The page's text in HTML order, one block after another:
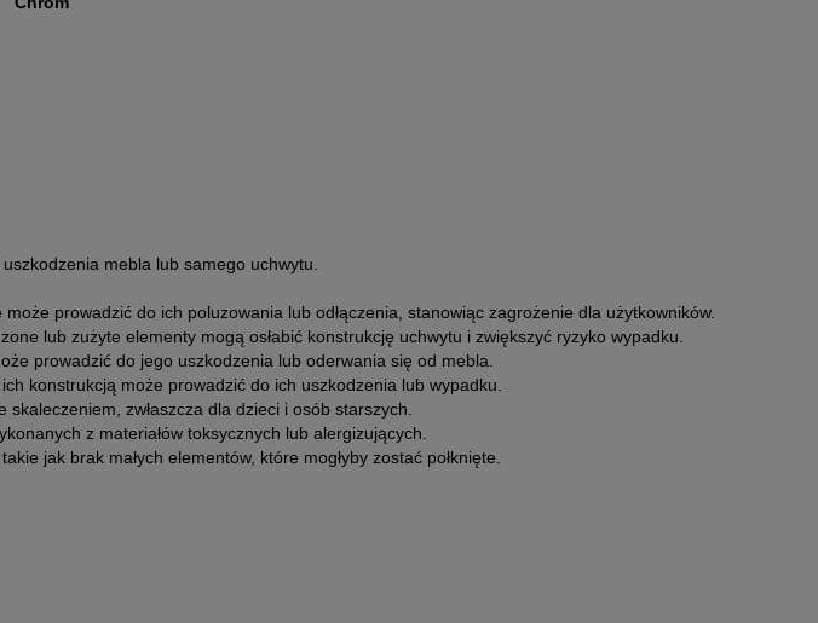
mebla lub samego uchwytu.
prowadzić do ich poluzowania lub odłączenia, stanowiąc zagrożenie dla użytkowników.
lub zużyte elementy mogą osłabić konstrukcję uchwytu i zwiększyć ryzyko wypadku.
prowadzić do jego uszkodzenia lub oderwania się od mebla.
konstrukcją może prowadzić do ich uszkodzenia lub wypadku.
zwłaszcza dla dzieci i osób starszych.
z materiałów toksycznych lub alergizujących.
jak brak małych elementów, które mogłyby zostać połknięte.